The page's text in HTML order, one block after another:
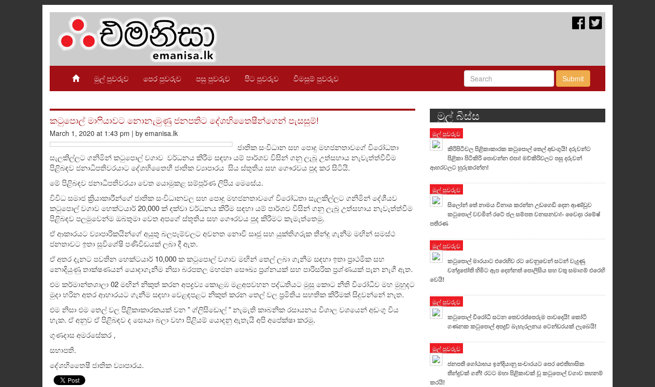
මුල් පුවරුව පෙර පුවරුව පසු පුවරුව පිට පුවරුව විමසුම් පුවරුව Submit
කටුපොල් මාෆියාවට නොනැමුණු ජනපතිට දේශහිතෛෂීන්ගෙන් පැසසුම්!
March 1, 2020 at 1:43 pm | by emanisa.lk
ජාතික සංවිධාන සහ පොදු මහජනතාවගේ විරෝධතා
සැලකිල්ලට ගනිමින් කටුපොල් වගාව වර්ධනය කිරීම සඳහා යම් පාර්ශව විසින් ගනු ලැබූ උත්සහාය නැවැත්ත්වීවීම
පිළිබඳව ජනාධිපතිවරයාට දේශහිතෛහී ජාතික ව්‍යාපාරය සිය ස්තූතිය සහ ගෞරවය පුද කර සිටියි.
මේ පිළිබඳව ජනාධිපතිවරයා වෙත යොමුකළ සම්පූර්ණ ලිපිය මෙසේය.
විවිධ සමාජ ක්‍රියාකාරීන්ගේ ජාතික සංවිධානවල සහ පොදු මහජනතාවගේ විරෝධතා සැලකිල්ලට ගනිමින් දේශීයව
කටුපොල් වගාව හෙක්ටයාර් 20,000 ක් දක්වා වර්ධනය කිරීම සඳහා යම් පාර්ශව විසින් ගනු ලැබූ උත්සහාය නැවැත්ත්වීම
පිළිබඳව පලමුවෙන්ම ඔබතුමා වෙත අපගේ ස්තූතිය සහ ගෞරවය පුද කිරීමට කැමැත්තෙමු.
ඒ ආකාරයට ව්‍යාපාරිකයින්ගේ අයුතු බලපෑම්වලට අවනත නොවී සෘජු සහ යුක්තිගරුක තීන්දු ගැනීම මඟින් සමස්ථ
ජනතාවට ඉතා සුවිශේෂි පණිවිඩයක් ලබා දී ඇත.
ඒ අතර දැනට පවතින හෙක්ටයාර් 10,000 ක කටුපොල් වගාව මඟින් තෙල් ලබා ගැනීම සඳහා ඉතා ප්‍රාථමික සහ
නොදියුණු තාක්ෂණයන් යොදාගැනීම නිසා බරපතල මහජන සෞඛ්‍ය ප්‍රශ්නයක් සහ පාරිසරික ප්‍රශ්ණයක් පැන නැගී ඇත.
එම කර්මාන්තශාලා 02 මඟින් නිකුත් කරන අපද්‍රව්‍ය කොළඹ මළඅපවහන පද්ධතියට මුසු කොට නීති විරෝධීව මහ මුහුදට
මුදා හරින අතර ආහාරයට ගැනීම සඳහා වෙළඳපළට නිකුත් කරන තෙල් වල ප්‍රමිතිය සහතික කිරීමක් සිදුවන්නේ නැත.
එම නිසා එම තෙල් වල පිළිකාකාරකයක් වන ” ග්ලිසිඩොල් ” නැමැති කාබනික රසායනය විශාල වශයෙන් අඩංගු විය
හැක. ඒ අනුව ඒ පිළිබඳව ද සොයා බලා වහා පිළියම් යොදනු ඇතැයි අපි අපේක්ෂා කරමු.
ගුණදාස අමරසේකර ,
සභාපති.
දේශහිතෛෂී ජාතික ව්‍යාපාරය.
මුල් බිස්ස
මුල් පුවරුව
කිරිපිටිවල පිළිකාකාරක කටුපොල් තෙල් අඩංගුයි! දරුවන්ට
පිළිකා පිටිකිරි පොවන්න එපා! මව්කිරිවලට පසු දරුවන්
ආහරවලට හුරුකරන්න!
මුල් පුවරුව
සිලෝන් තේ නාමය විනාශ කරන්න උඩගෙඩි දෙන ආණ්ඩුව
කටුපොල් වවමින් රටේ ජල සම්පත වනසනවා!- වෛද්‍ය රමේෂ්
පතිරණ
මුල් පුවරුව
කටුපොල් මාරයාට එරෙහිව රට වෙනුවෙන් සටන් වැදුණු
චන්ද්‍රජෝති හිමිට ඇප දෙන්නත් පොලිසිය සහ වතු සමාගම් එරෙහි
වෙයි!
මුල් පුවරුව
කටුපොල් විරෝධී සටන තෙවරප්පෙරුම පාවදෙයි! කෝටි
ගණනක කටුපොල් ⁣අපද්‍රව්‍ බැහැරලනය ටෙන්ඩරයක් ලැබෙයි!
මුල් පුවරුව
ජනපති ගෝඨාභය ඉන්දියානු සංචාරයට පෙර ඓතිහාසික
තීන්දුවක් ගනී! රටට මහා පිළිකාවක් වූ කටුපොල් වගාව තහනම්
කරයි!